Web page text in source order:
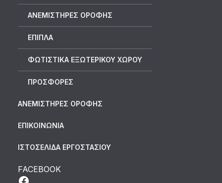
ΑΝΕΜΙΣΤΗΡΕΣ ΟΡΟΦΗΣ
ΕΠΙΠΛΑ
ΦΩΤΙΣΤΙΚΑ ΕΞΩΤΕΡΙΚΟΥ ΧΩΡΟΥ
ΠΡΟΣΦΟΡΕΣ
ΑΝΕΜΙΣΤΗΡΕΣ ΟΡΟΦΗΣ
ΕΠΙΚΟΙΝΩΝΙΑ
ΙΣΤΟΣΕΛΙΔΑ ΕΡΓΟΣΤΑΣΙΟΥ
FACEBOOK